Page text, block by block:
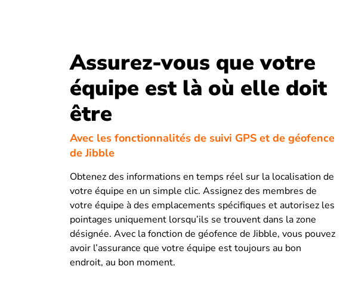
Assurez-vous que votre
équipe est là où elle doit
être
Avec les fonctionnalités de suivi GPS et de géofence
de Jibble
Obtenez des informations en temps réel sur la localisation de
votre équipe en un simple clic. Assignez des membres de
votre équipe à des emplacements spécifiques et autorisez les
pointages uniquement lorsqu’ils se trouvent dans la zone
désignée. Avec la fonction de géofence de Jibble, vous pouvez
avoir l’assurance que votre équipe est toujours au bon
endroit, au bon moment.